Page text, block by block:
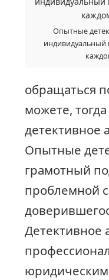
Опытные
индивидуальный
обращаться
можете,
детективное
Опытные
грамотный
проблемной
Детективное
юридическим